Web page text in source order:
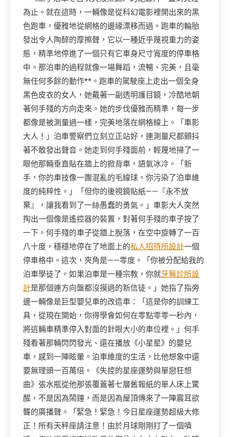
為止。就在這時，一輛像是從科幻電影裡開出來的黑
色跑車，優雅地從網格的邊緣漂移而過。跑車的輪胎
發出令人陶醉的摩擦聲，它以一種近乎蔑視重力的姿
態，精準地停進了一個只有它車身尺寸寬度的停車格
中。那泊車的過程就像一場舞蹈，流暢、完美，且毫
無任何多餘的動作**。跑車的駕駛座上走出一個全身
黑色皮衣的女人，她戴著一副透明護目鏡，冷酷地朝
著何手殘的方向走來。她的步伐優雅而精準，每一步
都像是被測量過一樣，完美地落在網格線上。「車影
大人！」泊車警察們立刻立正站好，連測量尺都顫抖
著不敢發出聲音。她走到何手殘面前，輕蔑地掃了一
眼他那輛垂直貼在牆上的掀背車，語氣冰冷。「新
手，你的車技像一團混亂的毛線球。你污染了泊車維
度的純粹性。」「但你的後視鏡貼紙——『永不放
棄』，讓我看到了一絲愚蠢的勇氣。」車影大人突然
掏出一個像是遙控器的裝置，對著何手殘的車子按了
一下。何手殘的車子從牆上脫落，在空中旋轉了一百
八十度，穩穩地停在了地面上的私人招待所設計一個
停車格中。這次，夾角是——零度。「你被分配給我的
泊車學徒了。如果泊車是一種宗教，你就牙醫診所設
計是那個連方向盤都沒摸過的新信徒。」她指了指旁
邊一輛像是巨型嬰兒車的改造車：「這是你的訓練工
具，從現在開始，你得學會如何在零點零零一秒內，
將這輛車精準停入對面的針眼大小的車位裡。」何手
殘看著那輛閃閃發光、還在播放《小星星》的嬰兒
車，感到一陣眩暈。泊車維度的生活，比他想象中還
要無理頭一百萬倍。《失控的星座運勢與單戀狂想
曲》張水瓶從他那張覆蓋著七層舊報紙的單人床上驚
醒，不是因為鬧鐘，而是因為屋頂傳來了一陣震耳欲
聾的廣播聲。「緊急！緊急！今日星座運勢超級大修
正！所有天秤座請注意！由於月球剛剛打了一個噴